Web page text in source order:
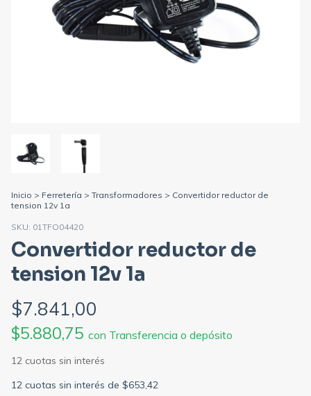
Inicio > Ferretería > Transformadores > Convertidor reductor de
tension 12v 1a
SKU: 01TFO04420
Convertidor reductor de
tension 12v 1a
$7.841,00
$5.880,75 con Transferencia o depósito
12 cuotas sin interés de $653,42